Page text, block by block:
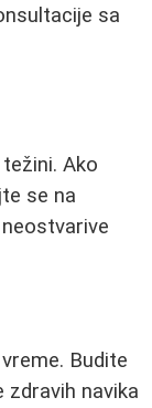
sa
Ako
se na
Budite
navika